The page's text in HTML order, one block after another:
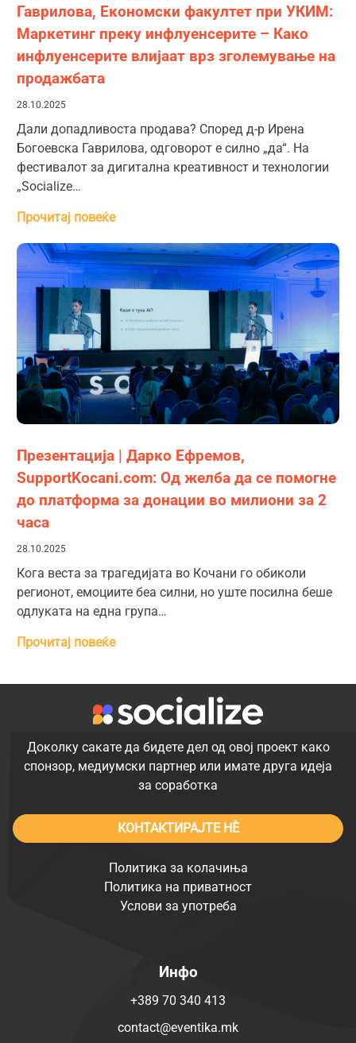
Гаврилова, Економски факултет при УКИМ:
Маркетинг преку инфлуенсерите – Како
инфлуенсерите влијаат врз зголемување на
продажбата
28.10.2025
Дали допадливоста продава? Според д-р Ирена
Богоевска Гаврилова, одговорот е силно „да“. На
фестивалот за дигитална креативност и технологии
„Socialize…
Прочитај повеќе
Презентација | Дарко Ефремов,
SupportKocani.com: Од желба да се помогне
до платформа за донации во милиони за 2
часа
28.10.2025
Кога веста за трагедијата во Кочани го обиколи
регионот, емоциите беа силни, но уште посилна беше
одлуката на една група…
Прочитај повеќе
Доколку сакате да бидете дел од овој проект како
спонзор, медиумски партнер или имате друга идеја
за соработка
КОНТАКТИРАЈТЕ НÈ
Политика за колачиња
Политика на приватност
Услови за употреба
Инфо
+389 70 340 413
contact@eventika.mk